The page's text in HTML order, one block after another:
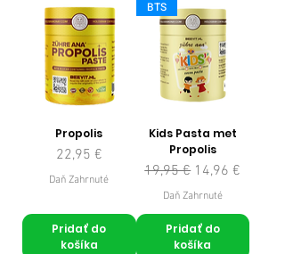
Propolis
Cena
22,95 €
Daň Zahrnuté
Pridať do
košíka
BTS
Kids Pasta met
Propolis
Normálna cena
19,95 € Zľavnená cena
14,96 €
Daň Zahrnuté
Pridať do
košíka